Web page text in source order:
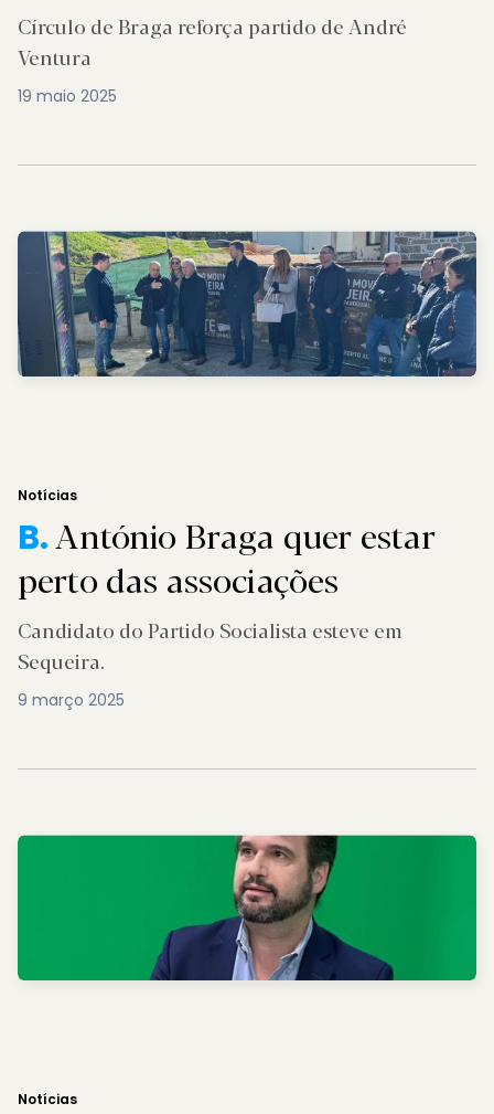
Círculo de Braga reforça partido de André
Ventura
19 maio 2025
Notícias
B.António Braga quer estar
perto das associações
Candidato do Partido Socialista esteve em
Sequeira.
9 março 2025
Notícias